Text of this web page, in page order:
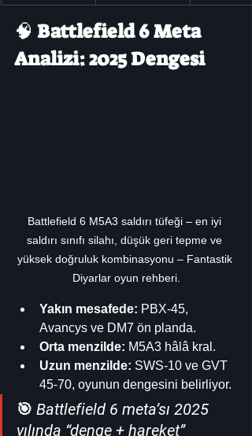
🧠 Battlefield 6 Meta
Analizi: 2025 Dengesi
Battlefield 6 M5A3 saldırı tüfeği – en iyi
saldırı sınıfı silahı, düşük geri tepme ve
yüksek doğruluk kombinasyonu – Fantastik
Diyarlar oyun rehberi.
Yakın mesafede: PBX-45,
Avancys ve DM7 ön planda.
Orta menzilde: M5A3 hâlâ kral.
Uzun menzilde: SWS-10 ve GVT
45-70, oyunun dengesini belirliyor.
🎯 Battlefield 6 meta’sı 2025
yılında “denge + hareket”